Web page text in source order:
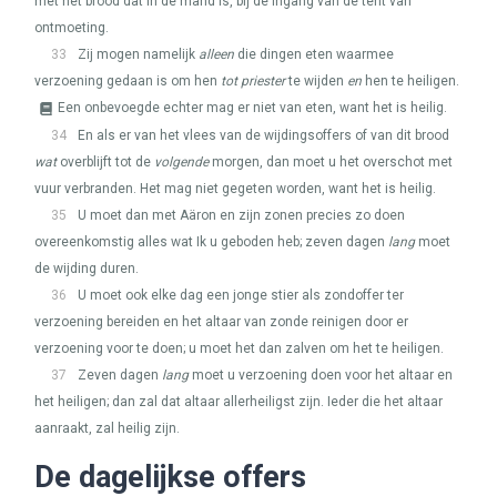
ontmoeting.
33
Zij mogen namelijk alleen die dingen eten waarmee
verzoening gedaan is om hen tot priesterte wijden en hen te heiligen.
Een onbevoegde echter mag er niet van eten, want het is heilig.
34
En als er van het vlees van de wijdingsoffers of van dit brood
watoverblijft tot de volgendemorgen, dan moet u het overschot met
vuur verbranden. Het mag niet gegeten worden, want het is heilig.
35
U moet dan met Aäron en zijn zonen precies zo doen
overeenkomstig alles wat Ik u geboden heb; zeven dagen langmoet
de wijding duren.
36
U moet ook elke dag een jonge stier als zondoffer ter
verzoening bereiden en het altaar van zonde reinigen door er
verzoening voor te doen; u moet het dan zalven om het te heiligen.
37
Zeven dagen langmoet u verzoening doen voor het altaar en
het heiligen; dan zal dat altaar allerheiligst zijn. Ieder die het altaar
aanraakt, zal heilig zijn.
De dagelijkse offers